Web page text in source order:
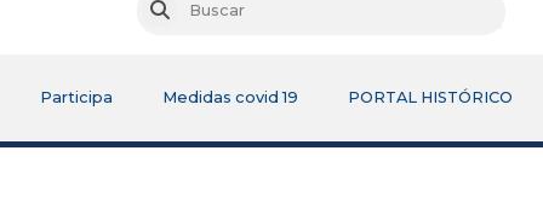
Buscar
Participa Medidas covid 19 PORTAL HISTÓRICO